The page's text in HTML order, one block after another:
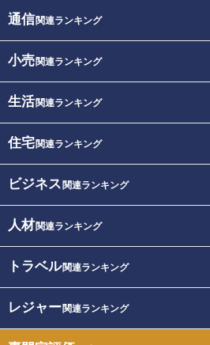
通信関連ランキング
小売関連ランキング
生活関連ランキング
住宅関連ランキング
ビジネス 関連ランキング
人材関連ランキング
トラベル関連ランキング
レジャー関連ランキング